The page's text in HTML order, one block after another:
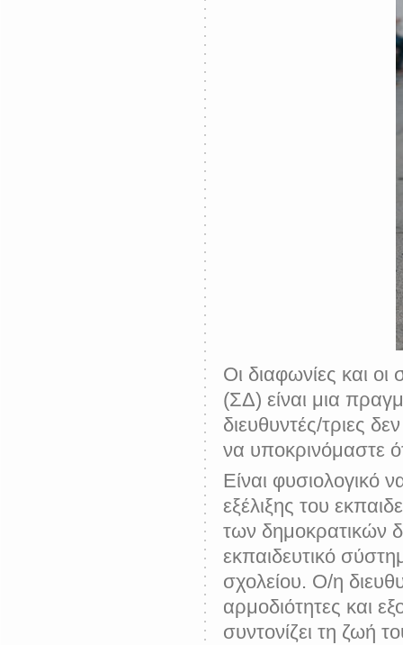
Οι διαφωνίες και
(ΣΔ) είναι μια
διευθυντές/τριες
να υποκρινόμαστε
Είναι φυσιολογικό
εξέλιξης του
των δημοκρατικών
εκπαιδευτικό
σχολείου. Ο/η
αρμοδιότητες και
συντονίζει τη ζωή